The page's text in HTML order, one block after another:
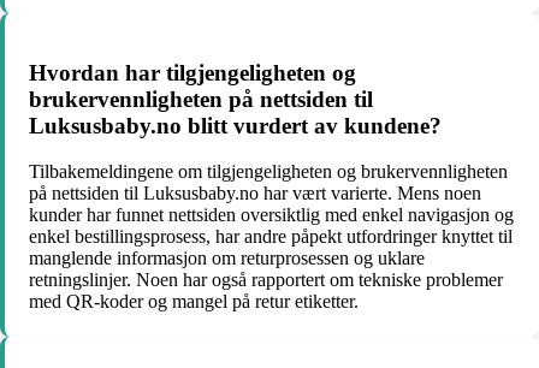
Hvordan har tilgjengeligheten og
brukervennligheten på nettsiden til
Luksusbaby.no blitt vurdert av kundene?
Tilbakemeldingene om tilgjengeligheten og brukervennligheten
på nettsiden til Luksusbaby.no har vært varierte. Mens noen
kunder har funnet nettsiden oversiktlig med enkel navigasjon og
enkel bestillingsprosess, har andre påpekt utfordringer knyttet til
manglende informasjon om returprosessen og uklare
retningslinjer. Noen har også rapportert om tekniske problemer
med QR-koder og mangel på retur etiketter.